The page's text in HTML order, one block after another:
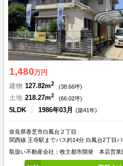
1,480万円
建物 127.82m2 (38.66坪)
土地 218.27m2 (66.02坪)
5LDK 1986年03月 (築41年)
奈良県香芝市白鳳台２丁目
関西線 王寺駅までバス約14分 白鳳台2丁目
取扱い不動産会社：牧主都市開発 本店営業